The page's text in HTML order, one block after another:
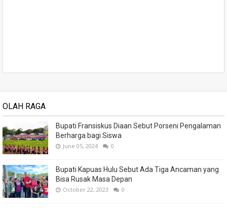
OLAH RAGA
Bupati Fransiskus Diaan Sebut Porseni Pengalaman
Berharga bagi Siswa
June 05, 2024 0
Bupati Kapuas Hulu Sebut Ada Tiga Ancaman yang
Bisa Rusak Masa Depan
October 22, 2023 0